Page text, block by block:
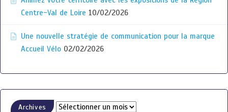
Centre-Val de Loire 10/02/2026
Une nouvelle stratégie de communication pour la marque
Accueil Vélo 02/02/2026
Archives